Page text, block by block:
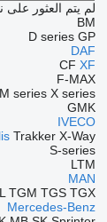
لم يتم العثور على
BM
D series GP
DAF
CF XF
F-MAX
M series X series
GMK
IVECO
Trakker X-Way
S-series
LTM
MAN
TGM TGS TGX
Mercedes-Benz